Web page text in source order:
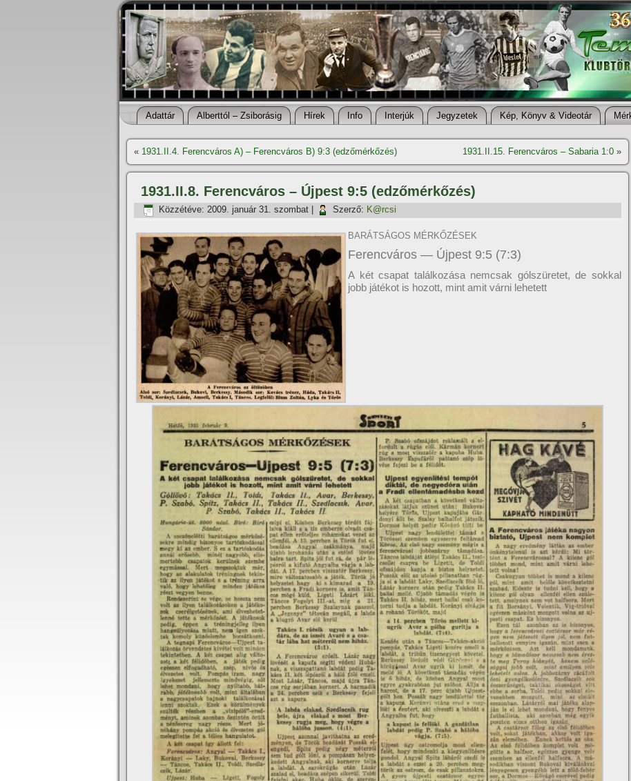
Adattár Alberttól – Zsiborásig Hí­rek Info Interjúk Jegyzetek Kép, Könyv & Videotár
« 1931.II.4. Ferencváros A) – Ferencváros B) 9:3 (edzőmérkőzés) 1931.II.15. Ferencváros – Sabaria 1:0 »
1931.II.8. Ferencváros – Újpest 9:5 (edzőmérkőzés)
Közzétéve: 2009. január 31. szombat Szerző: K@rcsi
BARÁTSÁGOS MÉRKŐZÉSEK
Ferencváros — Újpest 9:5 (7:3)
A két csapat találkozása nemcsak gólszüretet, de sokkal
jobb játékot is hozott, mint amit várni lehetett